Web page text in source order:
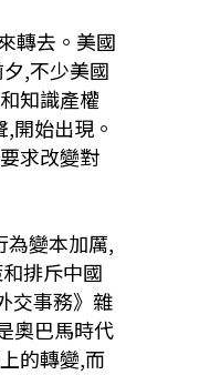
轉去。美國
,不少美國
知識產權
開始出現。
求改變對
為變本加厲,
排斥中國
交事務》雜
奧巴馬時代
的轉變,而